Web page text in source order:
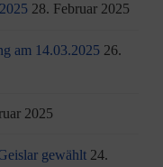
28. Februar 2025
am 14.03.2025 26.
2025
gewählt 24.